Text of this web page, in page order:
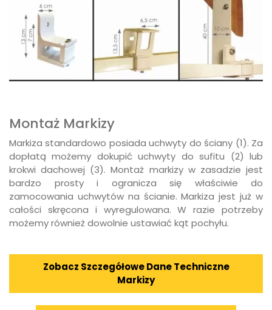
Montaż Markizy
Markiza standardowo posiada uchwyty do ściany (1). Za
dopłatą możemy dokupić uchwyty do sufitu (2) lub
krokwi dachowej (3). Montaż markizy w zasadzie jest
bardzo prosty i ogranicza się właściwie do
zamocowania uchwytów na ścianie. Markiza jest już w
całości skręcona i wyregulowana. W razie potrzeby
możemy również dowolnie ustawiać kąt pochyłu.
Zobacz Szczegółowe Dane Techniczne
Markizy